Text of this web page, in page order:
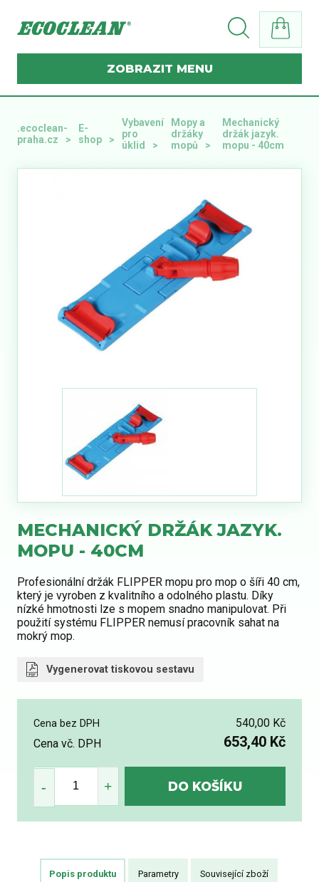
MENU
.ecoclean-
praha.cz
E-
shop
Vybavení
pro
úklid
Mopy a
držáky
mopů
Mechanický
držák jazyk.
mopu - 40cm
MECHANICKÝ DRŽÁK JAZYK.
MOPU - 40CM
Profesionální držák FLIPPER mopu pro mop o šíři 40 cm,
který je vyroben z kvalitního a odolného plastu. Díky
nízké hmotnosti lze s mopem snadno manipulovat. Při
použití systému FLIPPER nemusí pracovník sahat na
mokrý mop.
Vygenerovat tiskovou sestavu
Cena bez DPH
540,00 Kč
Cena vč. DPH
653,40 Kč
Popis produktu Parametry Související zboží